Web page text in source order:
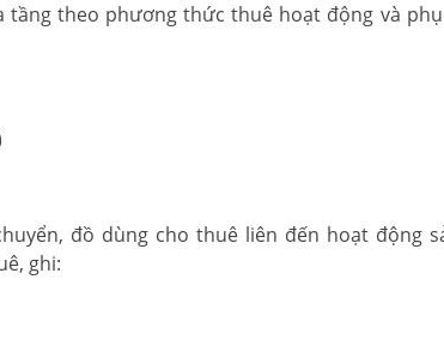
theo phương thức thuê hoạt động và
đồ dùng cho thuê liên đến hoạt động
ghi: